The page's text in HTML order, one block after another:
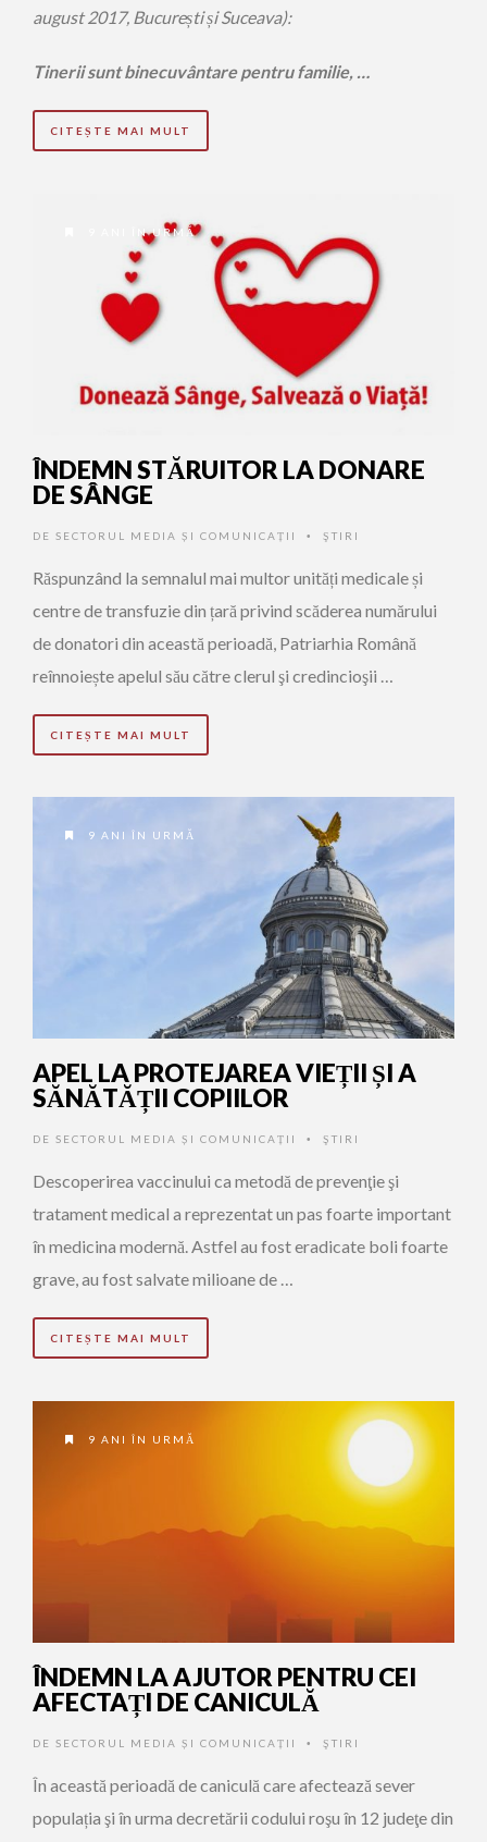
august 2017, București și Suceava):
Tinerii sunt binecuvântare pentru familie, …
CITEȘTE MAI MULT
9 ANI ÎN URMĂ
ÎNDEMN STĂRUITOR LA DONARE
DE SÂNGE
DE SECTORUL MEDIA ȘI COMUNICAȚII • ŞTIRI
Răspunzând la semnalul mai multor unități medicale și
centre de transfuzie din țară privind scăderea numărului
de donatori din această perioadă, Patriarhia Română
reînnoiește apelul său către clerul şi credincioşii …
CITEȘTE MAI MULT
9 ANI ÎN URMĂ
APEL LA PROTEJAREA VIEȚII ȘI A
SĂNĂTĂȚII COPIILOR
DE SECTORUL MEDIA ȘI COMUNICAȚII • ŞTIRI
Descoperirea vaccinului ca metodă de prevenţie şi
tratament medical a reprezentat un pas foarte important
în medicina modernă. Astfel au fost eradicate boli foarte
grave, au fost salvate milioane de …
CITEȘTE MAI MULT
9 ANI ÎN URMĂ
ÎNDEMN LA AJUTOR PENTRU CEI
AFECTAȚI DE CANICULĂ
DE SECTORUL MEDIA ȘI COMUNICAȚII • ŞTIRI
În această perioadă de caniculă care afectează sever
populația şi în urma decretării codului roşu în 12 judeţe din